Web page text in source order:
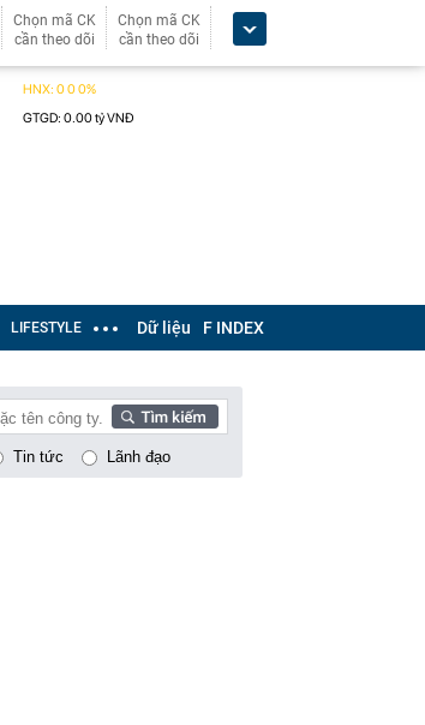
Chọn mã CK
cần theo dõi
Chọn mã CK
cần theo dõi
LIFESTYLE Dữ liệu F INDEX
Tin tức Lãnh đạo